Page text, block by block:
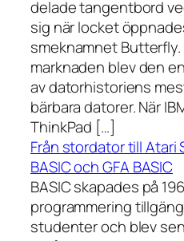
delade tangentbord
sig när locket
smeknamnet
marknaden blev den
av datorhistoriens
bärbara datorer. När
ThinkPad […]
Från stordator till Atari
BASIC och GFA BASIC
BASIC skapades på
programmering
studenter och blev